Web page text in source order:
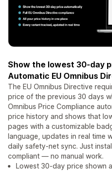
Show the lowest 30-day
Automatic EU Omnibus
The EU Omnibus Directive
price of the previous 30 days
Omnibus Price Compliance
price history and shows that
pages with a customizable
language, updates in real time
daily safety-net sync. Just
compliant — no manual work.
Lowest 30-day price shown